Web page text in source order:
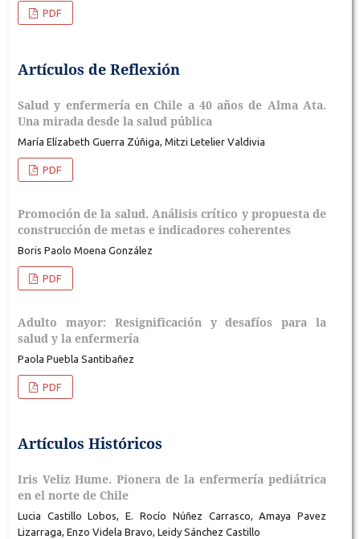
PDF
Artículos de Reflexión
Salud y enfermería en Chile a 40 años de Alma Ata.
Una mirada desde la salud pública
María Elízabeth Guerra Zúñiga, Mitzi Letelier Valdivia
PDF
Promoción de la salud. Análisis crítico y propuesta de
construcción de metas e indicadores coherentes
Boris Paolo Moena González
PDF
Adulto mayor: Resignificación y desafíos para la
salud y la enfermería
Paola Puebla Santibañez
PDF
Artículos Históricos
Iris Veliz Hume. Pionera de la enfermería pediátrica
en el norte de Chile
Lucia Castillo Lobos, E. Rocío Núñez Carrasco, Amaya Pavez
Lizarraga, Enzo Videla Bravo, Leidy Sánchez Castillo